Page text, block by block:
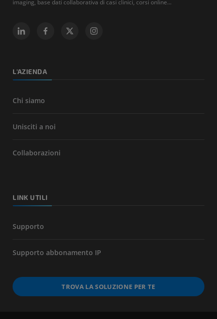
imaging, base dati collaborativa di casi clinici, corsi online...
L'AZIENDA
Chi siamo
Unisciti a noi
Collaborazioni
LINK UTILI
Supporto
Supporto abbonamento IP
TROVA LA SOLUZIONE PER TE